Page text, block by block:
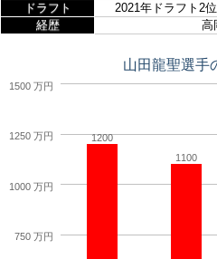
ドラフト
2021年ドラフト2位
経歴
高
山田龍聖選手
1200
1100
750 万円
1000 万円
1250 万円
1500 万円